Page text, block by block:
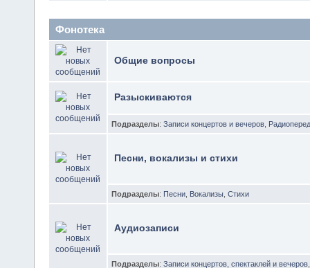
Фонотека
Общие вопросы
Разыскиваются
Подразделы: Записи концертов и вечеров
Песни, вокализы и стихи
Подразделы: Песни Вокализы Стихи
Аудиозаписи
Подразделы: Записи концертов, спектаклей и вечеров